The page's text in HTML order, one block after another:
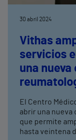
30 abril 2024
Vithas
servicios
una
El Centro
abrir una nueva
que permite
hasta veintena